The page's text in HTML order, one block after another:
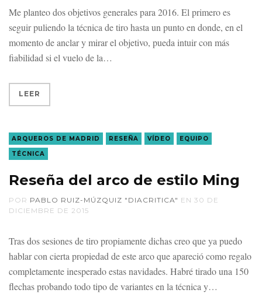
Me planteo dos objetivos generales para 2016. El primero es
seguir puliendo la técnica de tiro hasta un punto en donde, en el
momento de anclar y mirar el objetivo, pueda intuir con más
fiabilidad si el vuelo de la
LEER
ARQUEROS DE MADRID RESEÑA VÍDEO
EQUIPO
TÉCNICA
Reseña del arco de estilo Ming
POR PABLO RUIZ-MÚZQUIZ "DIACRITICA" EN 30 DE
DICIEMBRE DE 2015
Tras dos sesiones de tiro propiamente dichas creo que ya puedo
hablar con cierta propiedad de este arco que apareció como regalo
completamente inesperado estas navidades. Habré tirado una 150
flechas probando todo tipo de variantes en la técnica y